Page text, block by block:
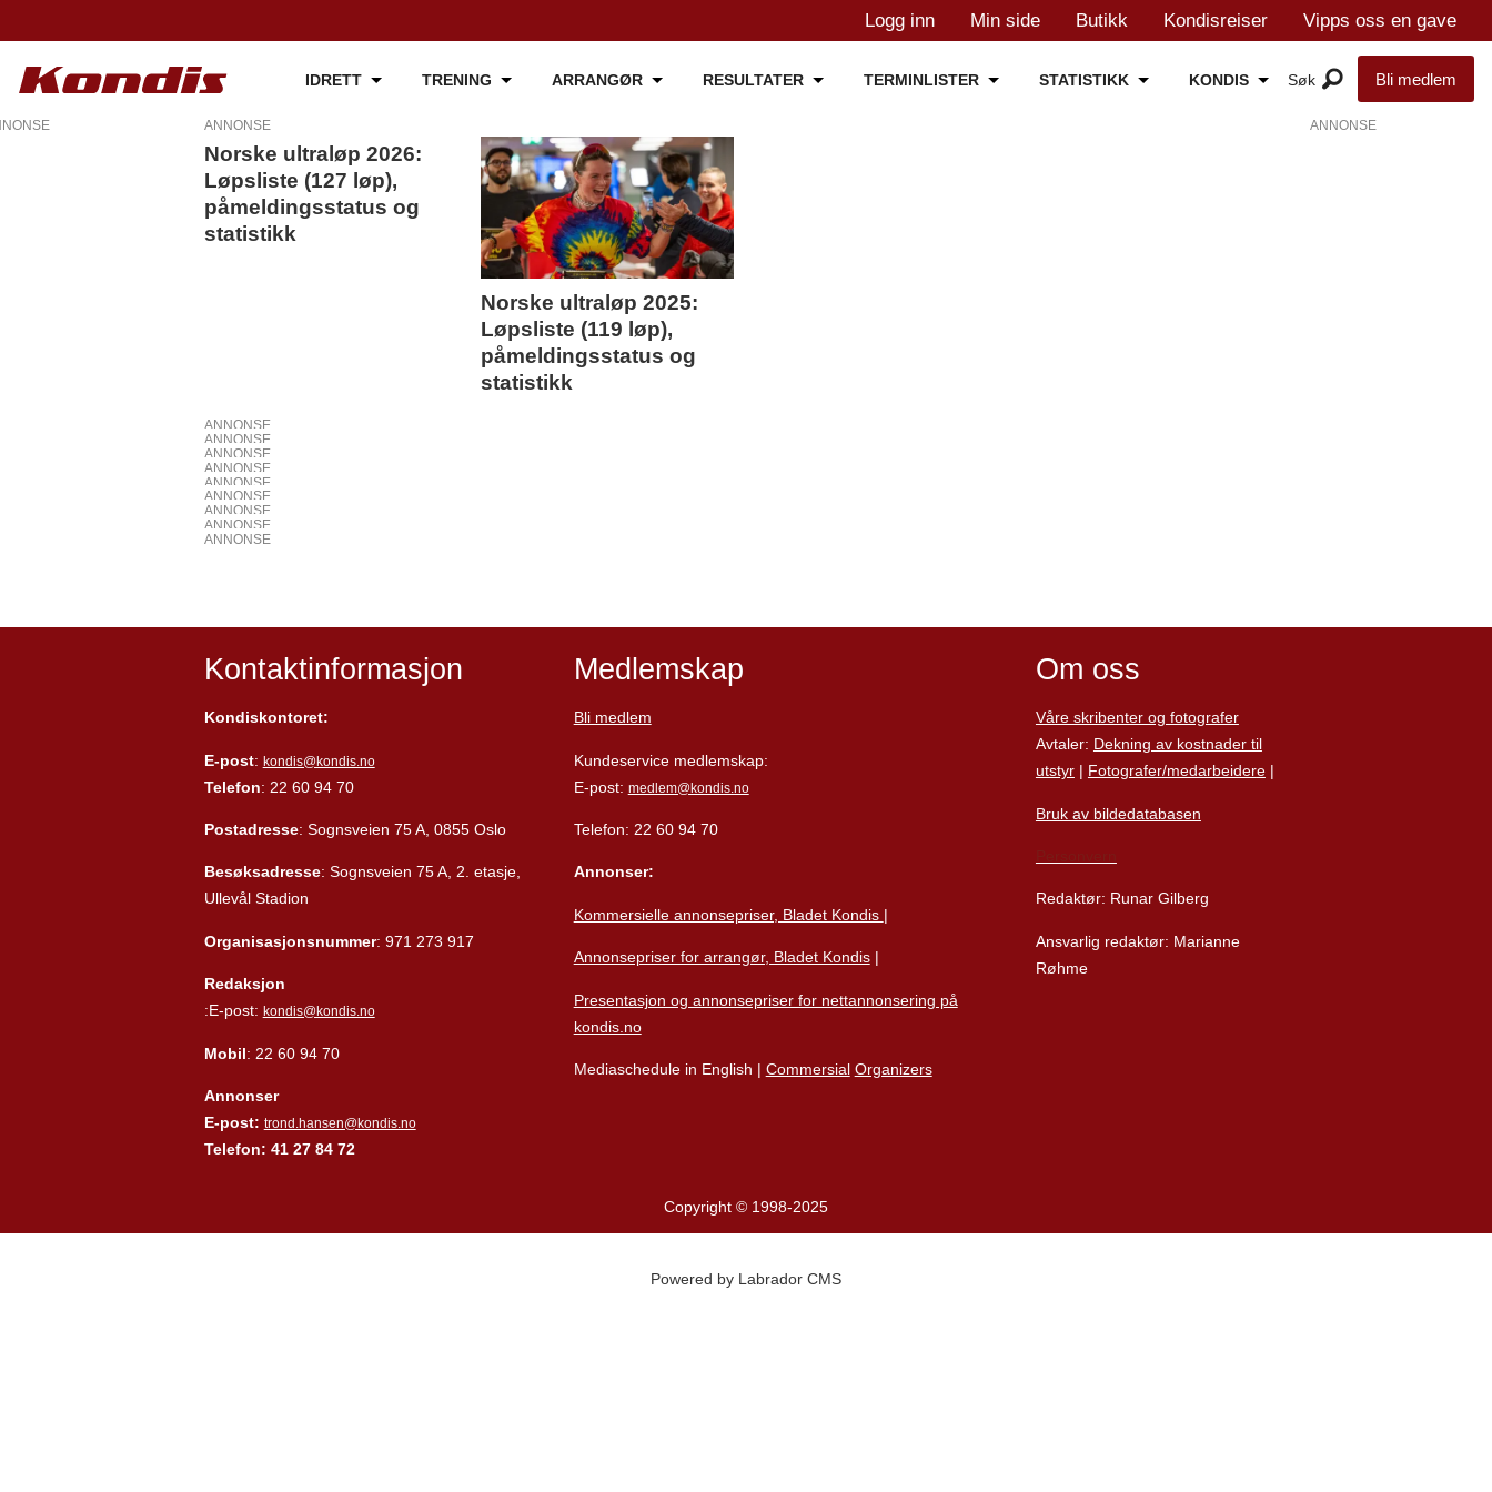
Logg inn Min side Butikk Kondisreiser Vipps oss en gave
IDRETT TRENING ARRANGØR RESULTATER TERMINLISTER STATISTIKK KONDIS Bli medlem
deltakervekst
ANNONSE
Norske ultraløp 2026:
Løpsliste (127 løp),
påmeldingsstatus og
statistikk
Norske ultraløp 2025:
Løpsliste (119 løp),
påmeldingsstatus og
statistikk
ANNONSE
ANNONSE
ANNONSE
ANNONSE
ANNONSE
ANNONSE
ANNONSE
ANNONSE
ANNONSE
ANNONSE
Kontaktinformasjon
Kondiskontoret:
E-post: kondis@kondis.no
Telefon: 22 60 94 70
Postadresse: Sognsveien 75 A, 0855 Oslo
Besøksadresse: Sognsveien 75 A, 2. etasje,
Ullevål Stadion
Organisasjonsnummer: 971 273 917
Redaksjon
:E-post: kondis@kondis.no
Mobil: 22 60 94 70
Annonser
E-post: trond.hansen@kondis.no
Telefon: 41 27 84 72
Medlemskap
Bli medlem
Kundeservice medlemskap:
E-post: medlem@kondis.no
Telefon: 22 60 94 70
Annonser:
Kommersielle annonsepriser, Bladet Kondis |
Annonsepriser for arrangør, Bladet Kondis|
Presentasjon og annonsepriser for nettannonsering på
kondis.no
Mediaschedule in English | Commersial Organizers
Om oss
Våre skribenter og fotografer
Avtaler: Dekning av kostnader til
utstyr| Fotografer/medarbeidere|
Bruk av bildedatabasen
Redaktør: Runar Gilberg
Ansvarlig redaktør: Marianne
Røhme
Copyright © 1998-2025
Powered by Labrador CMS